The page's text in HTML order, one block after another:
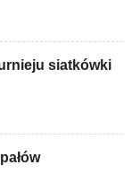
siatkówki